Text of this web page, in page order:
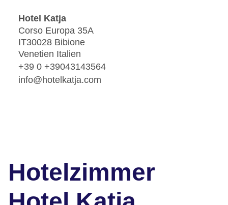
Hotel Katja
Corso Europa 35A
IT30028 Bibione
Venetien Italien
+39 0 +39043143564
info@hotelkatja.com
Hotelzimmer